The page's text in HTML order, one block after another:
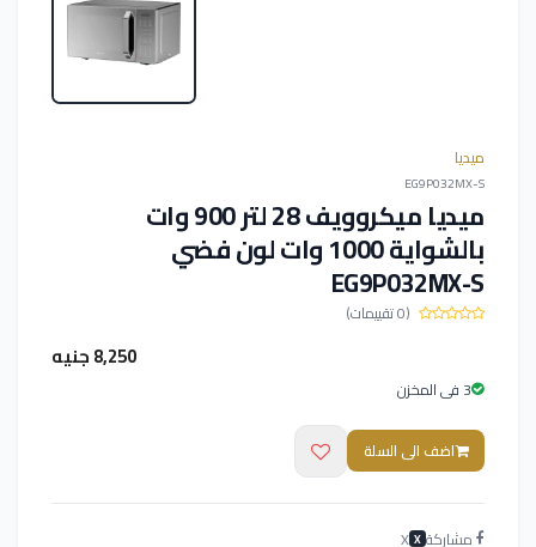
ميديا
EG9P032MX-S
ميديا ميكروويف 28 لتر 900 وات
بالشواية 1000 وات لون فضي
EG9P032MX-S
(0 تقييمات)
8,250 جنيه
3 فى المخزن
اضف الى السلة
مشاركة X
X